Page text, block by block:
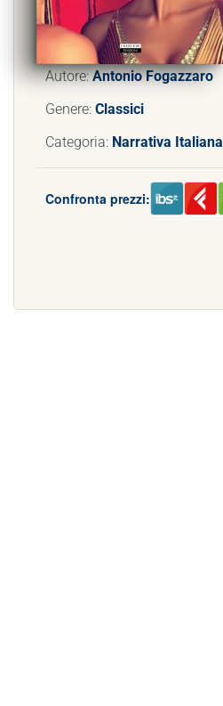
Autore:Antonio Fogazzaro
Genere: Classici
Categoria: Narrativa Italiana
Confronta prezzi: